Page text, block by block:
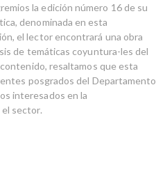
la edición número 16 de su
denominada en esta
el lector encontrará una obra
de temáticas coyuntura-les del
resaltamos que esta
posgrados del Departamento
interesados en la
sector.